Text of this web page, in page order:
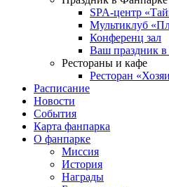
SPA-центр
Мультиклуб
Конференц зал
Ваш праздник
Рестораны и кафе
Ресторан
Расписание
Новости
События
Карта фанпарка
О фанпарке
Миссия
История
Награды